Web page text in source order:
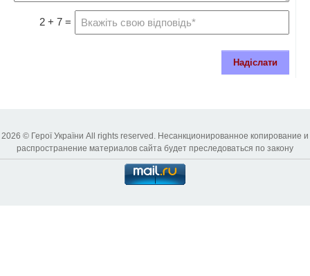
2 + 7 =
Надіслати
2026 © Герої України All rights reserved. Несанкционированное копирование и
распространение материалов сайта будет преследоваться по закону